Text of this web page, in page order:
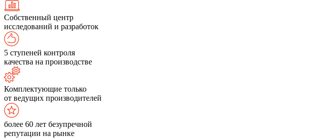
Собственный центр
исследований и разработок
5 ступеней контроля
качества на производстве
Комплектующие только
от ведущих производителей
более 60 лет безупречной
репутации на рынке